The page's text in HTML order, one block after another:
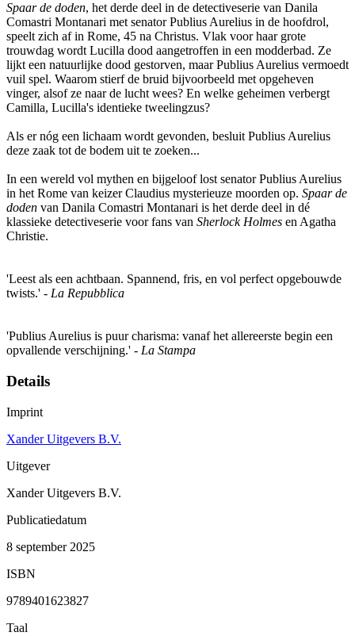
Spaar de doden, het derde deel in de detectiveserie van Danila
Comastri Montanari met senator Publius Aurelius in de hoofdrol,
speelt zich af in Rome, 45 na Christus. Vlak voor haar grote
trouwdag wordt Lucilla dood aangetroffen in een modderbad. Ze
lijkt een natuurlijke dood gestorven, maar Publius Aurelius vermoedt
vuil spel. Waarom stierf de bruid bijvoorbeeld met opgeheven
vinger, alsof ze naar de lucht wees? En welke geheimen verbergt
Camilla, Lucilla's identieke tweelingzus?
Als er nóg een lichaam wordt gevonden, besluit Publius Aurelius
deze zaak tot de bodem uit te zoeken...
In een wereld vol mythen en bijgeloof lost senator Publius Aurelius
in het Rome van keizer Claudius mysterieuze moorden op. Spaar de
doden van Danila Comastri Montanari is het derde deel in dé
klassieke detectiveserie voor fans van Sherlock Holmes en Agatha
Christie.
'Leest als een achtbaan. Spannend, fris, en vol perfect opgebouwde
twists.' - La Repubblica
'Publius Aurelius is puur charisma: vanaf het allereerste begin een
opvallende verschijning.' - La Stampa
Details
Imprint
Xander Uitgevers B.V.
Uitgever
Xander Uitgevers B.V.
Publicatiedatum
8 september 2025
ISBN
9789401623827
Taal